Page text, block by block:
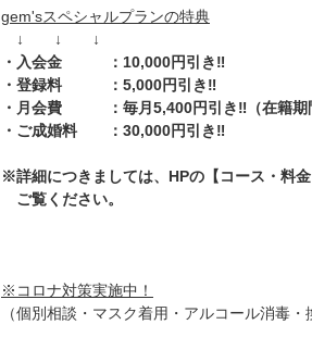
gem'sスペシャルプランの特典
↓ ↓ ↓
・入会金 ：10,000円引き‼️
・登録料 ：5,000円引き‼️
・月会費 ：毎月5,400円引き‼️（在籍期
・ご成婚料 ：30,000円引き‼️
※詳細につきましては、HPの【コース・料
ご覧ください。
※コロナ対策実施中！
（個別相談・マスク着用・アルコール消毒・